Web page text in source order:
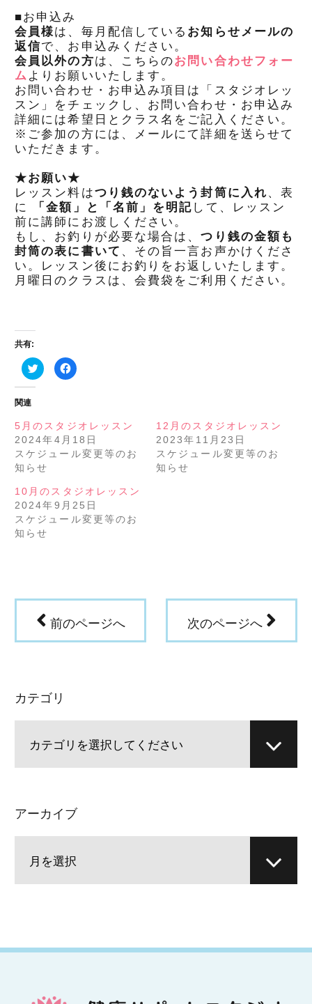
■お申込み
会員様は、毎月配信している お知らせメールの
返信で、お申込みください。
会員以外の方は、こちらのお問い合わせフォー
ム よりお願いいたします。
お問い合わせ・お申込み項目は「スタジオレッ
スン」をチェックし、お問い合わせ・お申込み
詳細には希望日とクラス名をご記入ください。
※ご参加の方には、メールにて詳細を送らせて
いただきます。
★お願い★
レッスン料はつり銭のないよう封筒に入れ 、表
に
「金額」と「名前」を明記 して、レッスン
前に講師にお渡しください。
もし、お釣りが必要な場合は、つり銭の金額も
封筒の表に書いて 、その旨一言お声かけくださ
い。レッスン後にお釣りをお返しいたします。
月曜日のクラスは、会費袋をご利用ください。
共有:
ク
リ
で
共
有
(新
し
い
ウ
ン
ド
ウ
で
開
き
ま
Facebook
で
は
ク
リ
ッ
ク
だ
さ
い
(新
し
き
関連
5月のスタジオレッスン
2024年4月18日
スケジュール変更等のお
知らせ
12月のスタジオレッスン
2023年11月23日
スケジュール変更等のお
知らせ
10月のスタジオレッスン
2024年9月25日
スケジュール変更等のお
知らせ
前のページへ 次のページへ
カテゴリ
アーカイブ